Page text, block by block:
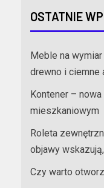
OSTATNIE
Meble na
drewno i ciemne
Kontener –
mieszkaniowym
Roleta
objawy
Czy warto